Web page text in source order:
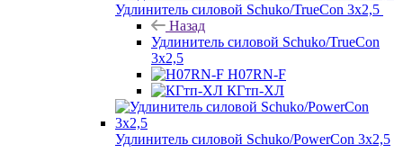
Удлинитель силовой Schuko/TrueCon 3х2,5
Назад
Удлинитель силовой Schuko/TrueCon
3х2,5
H07RN-F
КГтп-ХЛ
Удлинитель силовой Schuko/PowerCon 3х2,5